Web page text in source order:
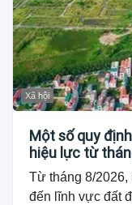
Xã hội
Một số quy
hiệu lực từ
Từ tháng 8/
đến lĩnh vực đất